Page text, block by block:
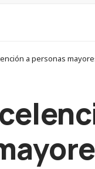
a personas